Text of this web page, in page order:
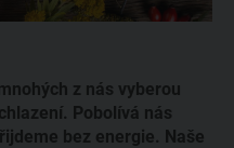
z nás vyberou
Pobolívá nás
bez energie. Naše